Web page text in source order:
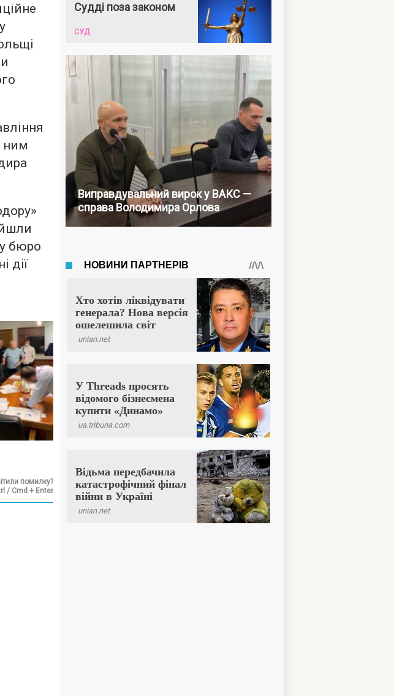
ним
бюро
дії
помилку?
/ Cmd + Enter
Судді поза законом
СУД
Виправдувальний вирок у ВАКС —
справа Володимира Орлова